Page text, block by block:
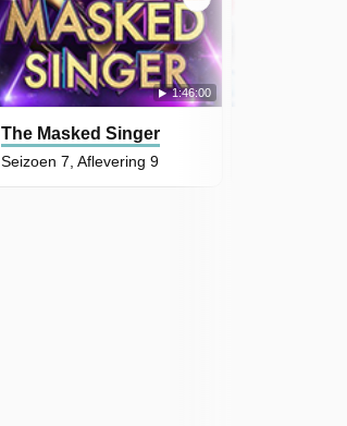
1:46:00
The Masked Singer
Seizoen 7, Aflevering 9